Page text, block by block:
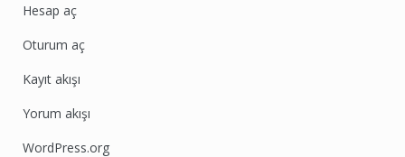
Hesap aç
Oturum aç
Kayıt akışı
Yorum akışı
WordPress.org